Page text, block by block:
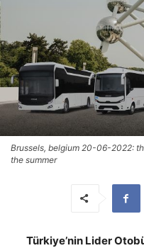
Brussels, belgium 20-06-2022:
the summer
Türkiye’nin Lider